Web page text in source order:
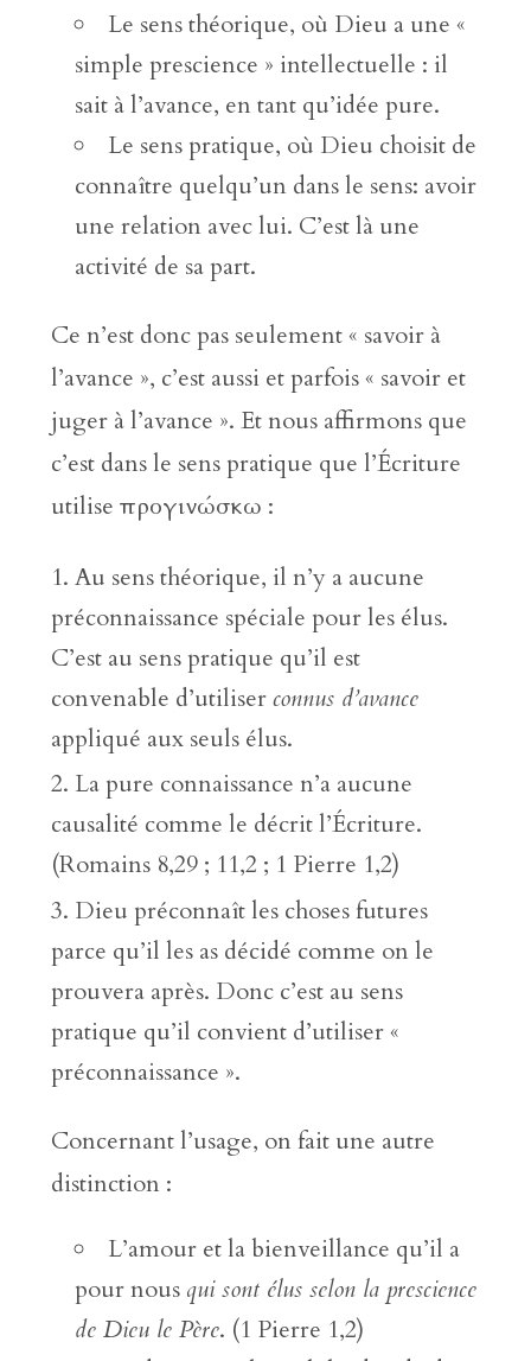
Le sens théorique, où Dieu a une «
simple prescience » intellectuelle : il
sait à l’avance, en tant qu’idée pure.
Le sens pratique, où Dieu choisit de
connaître quelqu’un dans le sens: avoir
une relation avec lui. C’est là une
activité de sa part.
Ce n’est donc pas seulement « savoir à
l’avance », c’est aussi et parfois « savoir et
juger à l’avance ». Et nous affirmons que
c’est dans le sens pratique que l’Écriture
utilise προγινώσκω :
Au sens théorique, il n’y a aucune
préconnaissance spéciale pour les élus.
C’est au sens pratique qu’il est
convenable d’utiliserconnus d’avance
appliqué aux seuls élus.
La pure connaissance n’a aucune
causalité comme le décrit l’Écriture.
(Romains 8,29 ; 11,2 ; 1 Pierre 1,2)
Dieu préconnaît les choses futures
parce qu’il les as décidé comme on le
prouvera après. Donc c’est au sens
pratique qu’il convient d’utiliser «
préconnaissance ».
Concernant l’usage, on fait une autre
distinction :
L’amour et la bienveillance qu’il a
pour nous qui sont élus selon la prescience
de Dieu le Père. (1 Pierre 1,2)